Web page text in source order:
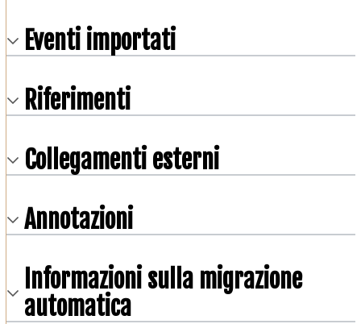
Eventi importati
Riferimenti
Collegamenti esterni
Annotazioni
Informazioni sulla migrazione
automatica